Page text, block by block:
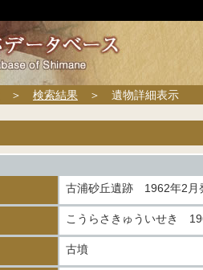
＞ 検索結果 ＞ 遺物詳細表示
古浦砂丘遺跡 1962年2月
こうらさきゅういせき
古墳